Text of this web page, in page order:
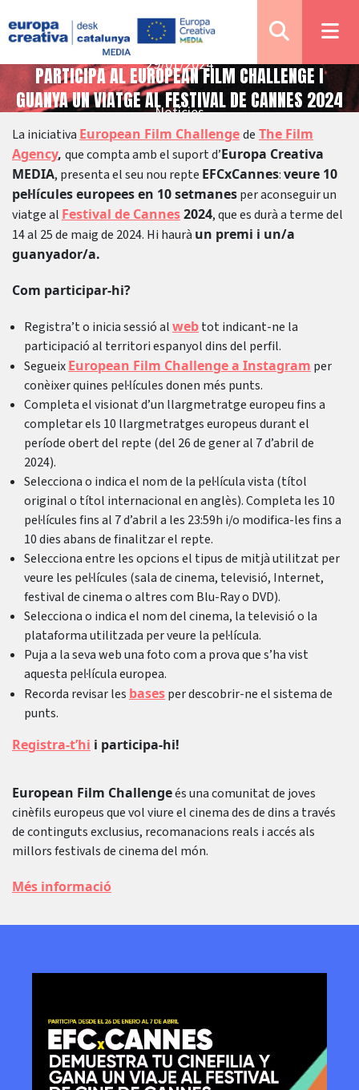
Notícies
PARTICIPA AL EUROPEAN FILM CHALLENGE I
GUANYA UN VIATGE AL FESTIVAL DE CANNES 2024
29/01/2024
La iniciativa European Film Challengede The Film
Agency, que compta amb el suport d’Europa Creativa
MEDIA, presenta el seu nou repte EFCxCannes:veure 10
pel·lícules europees en 10 setmanesper aconseguir un
viatge al Festival de Cannes2024, que es durà a terme del
14 al 25 de maig de 2024. Hi haurà un premi i un/a
guanyador/a.
Com participar-hi?
Registra’t o inicia sessió alwebtot indicant-ne la
participació al territori espanyol dins del perfil.
SegueixEuropean Film Challenge a Instagram per
conèixer quines pel·lícules donen més punts.
Completa el visionat d’un llargmetratge europeu fins a
completar els 10 llargmetratges europeus durant el
període obert del repte (del 26 de gener al 7 d’abril de
2024).
Selecciona o indica el nom de la pel·lícula vista (títol
original o títol internacional en anglès). Completa les 10
pel·lícules fins al 7 d’abril a les 23:59h i/o modifica-les fins a
10 dies abans de finalitzar el repte.
Selecciona entre les opcions el tipus de mitjà utilitzat per
veure les pel·lícules (sala de cinema, televisió, Internet,
festival de cinema o altres com Blu-Ray o DVD).
Selecciona o indica el nom del cinema, la televisió o la
plataforma utilitzada per veure la pel·lícula.
Puja a la seva web una foto com a prova que s’ha vist
aquesta pel·lícula europea.
Recorda revisar les basesper descobrir-ne el sistema de
punts.
Registra-t’hi i participa-hi!
European Film Challengeés una comunitat de joves
cinèfils europeus que vol viure el cinema des de dins a través
de continguts exclusius, recomanacions reals i accés als
millors festivals de cinema del món.
Més informació